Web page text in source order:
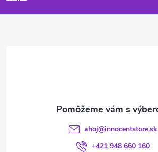
ahoj@innocentstore.sk
+421 948 660 160